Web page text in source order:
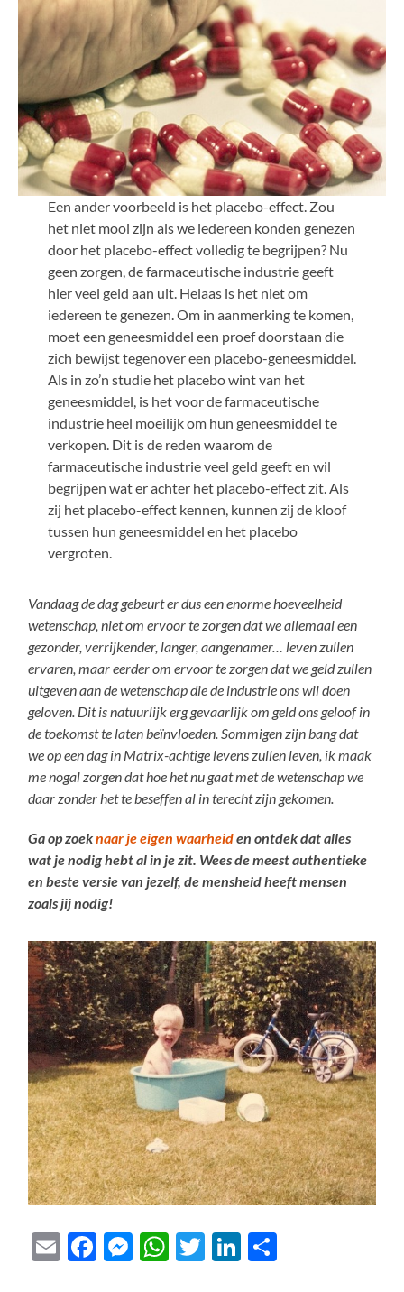
Een ander voorbeeld is het placebo-effect. Zou
het niet mooi zijn als we iedereen konden genezen
door het placebo-effect volledig te begrijpen? Nu
geen zorgen, de farmaceutische industrie geeft
hier veel geld aan uit. Helaas is het niet om
iedereen te genezen. Om in aanmerking te komen,
moet een geneesmiddel een proef doorstaan die
zich bewijst tegenover een placebo-geneesmiddel.
Als in zo’n studie het placebo wint van het
geneesmiddel, is het voor de farmaceutische
industrie heel moeilijk om hun geneesmiddel te
verkopen. Dit is de reden waarom de
farmaceutische industrie veel geld geeft en wil
begrijpen wat er achter het placebo-effect zit. Als
zij het placebo-effect kennen, kunnen zij de kloof
tussen hun geneesmiddel en het placebo
vergroten.
Vandaag de dag gebeurt er dus een enorme hoeveelheid
wetenschap, niet om ervoor te zorgen dat we allemaal een
gezonder, verrijkender, langer, aangenamer… leven zullen
ervaren, maar eerder om ervoor te zorgen dat we geld zullen
uitgeven aan de wetenschap die de industrie ons wil doen
geloven. Dit is natuurlijk erg gevaarlijk om geld ons geloof in
de toekomst te laten beïnvloeden. Sommigen zijn bang dat
we op een dag in Matrix-achtige levens zullen leven, ik maak
me nogal zorgen dat hoe het nu gaat met de wetenschap we
daar zonder het te beseffen al in terecht zijn gekomen.
Ga op zoeknaar je eigen waarheiden ontdek dat alles
wat je nodig hebt al in je zit. Wees de meest authentieke
en beste versie van jezelf, de mensheid heeft mensen
zoals jij nodig!
EmailFacebook
Messenger
WhatsApp
TwitterLinkedIn